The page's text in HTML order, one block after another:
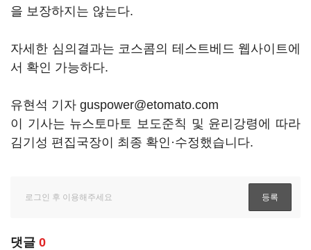
을 보장하지는 않는다.
자세한 심의결과는 코스콤의 테스트베드 웹사이트에
서 확인 가능하다.
유현석 기자 guspower@etomato.com
이 기사는 뉴스토마토 보도준칙 및 윤리강령에 따라
김기성 편집국장이 최종 확인·수정했습니다.
댓글 0